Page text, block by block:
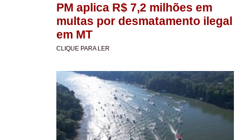
PM aplica R$ 7,2 milhões em
multas por desmatamento ilegal
em MT
CLIQUE PARA LER